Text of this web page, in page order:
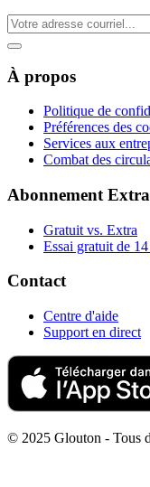
À propos
Politique de
Préférences des
Services aux
Combat des
Abonnement Extra
Gratuit vs. Extra
Essai gratuit de
Contact
Centre d'aide
Support en direct
© 2025 Glouton - Tous